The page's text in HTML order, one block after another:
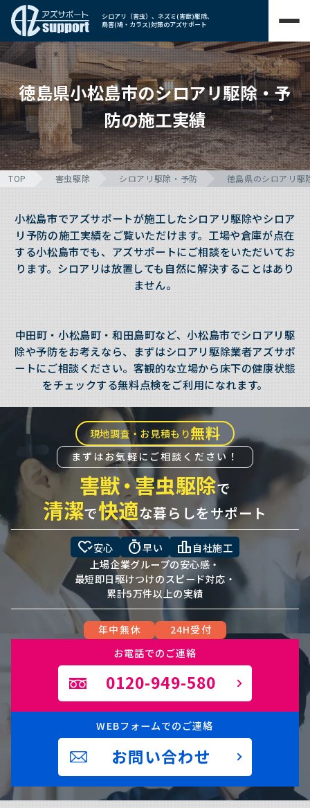
シロアリ（害虫）、ネズミ(害獣)駆除、
鳥害(鳩・カラス)対策のアズサポート
徳島県小松島市のシロアリ駆除・予
防の施工実績
TOP 害虫駆除 シロアリ駆除・予防 徳島県のシロアリ駆
小松島市でアズサポートが施工したシロアリ駆除やシロア
リ予防の施工実績をご覧いただけます。工場や倉庫が点在
する小松島市でも、アズサポートにご相談をいただいてお
ります。シロアリは放置しても自然に解決することはあり
ません。
中田町・小松島町・和田島町など、小松島市でシロアリ駆
除や予防をお考えなら、まずはシロアリ駆除業者アズサポ
ートにご相談ください。客観的な立場から床下の健康状態
をチェックする無料点検をご利用になれます。
現地調査・お見積もり無料
まずはお気軽にご相談ください！
害獣・害虫駆除で
清潔で快適な暮らしをサポート
heart_check安心 timer早い leaderboard 自社施工
上場企業グループの安心感・
最短即日駆けつけのスピード対応・
累計5万件以上の実績
年中無休
24H受付
お電話でのご連絡
0120-949-580
WEBフォームでのご連絡
お問い合わせ